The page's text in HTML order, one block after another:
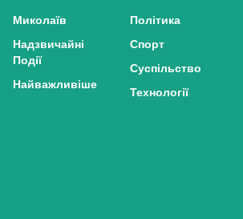
Миколаїв
Надзвичайні
Події
Найважливіше
Політика
Спорт
Суспільство
Технології